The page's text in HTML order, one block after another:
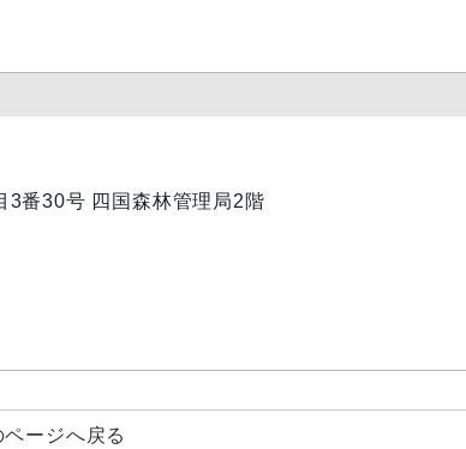
3番30号 四国森林管理局2階
ページへ戻る